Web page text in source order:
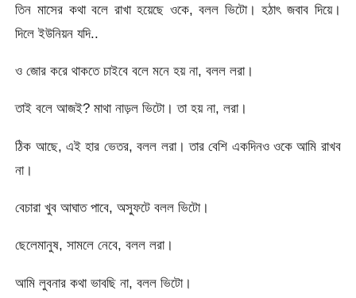
তিন মাসের কথা বলে রাখা হয়েছে ওকে, বলল ভিটো। হঠাৎ জবাব দিয়ে।
দিলে ইউনিয়ন যদি..
ও জোর করে থাকতে চাইবে বলে মনে হয় না, বলল লরা।
তাই বলে আজই? মাথা নাড়ল ভিটো। তা হয় না, লরা।
ঠিক আছে, এই হার ভেতর, বলল লরা। তার বেশি একদিনও ওকে আমি রাখব
না।
বেচারা খুব আঘাত পাবে, অস্ফুটে বলল ভিটো।
ছেলেমানুষ, সামলে নেবে, বলল লরা।
আমি লুবনার কথা ভাবছি না, বলল ভিটো।